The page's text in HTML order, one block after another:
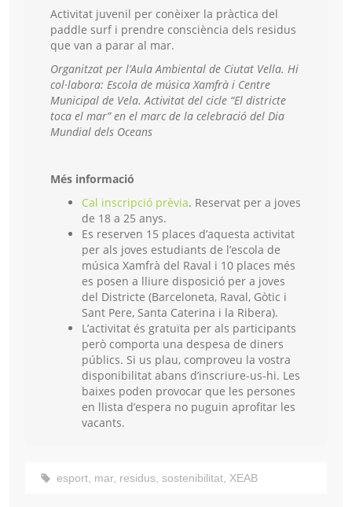
Activitat juvenil per conèixer la pràctica del
paddle surf i prendre consciència dels residus
que van a parar al mar.
Organitzat per l’Aula Ambiental de Ciutat Vella. Hi
col·labora: Escola de música Xamfrà i Centre
Municipal de Vela.Activitat del cicle “El districte
toca el mar” en el marc de la celebració del Dia
Mundial dels Oceans
Més informació
Cal inscripció prèvia. Reservat per a joves
de 18 a 25 anys.
Es reserven 15 places d’aquesta activitat
per als joves estudiants de l’escola de
música Xamfrà del Raval i 10 places més
es posen a lliure disposició per a joves
del Districte (Barceloneta, Raval, Gòtic i
Sant Pere, Santa Caterina i la Ribera).
L’activitat és gratuïta per als participants
però comporta una despesa de diners
públics. Si us plau, comproveu la vostra
disponibilitat abans d’inscriure-us-hi. Les
baixes poden provocar que les persones
en llista d’espera no puguin aprofitar les
vacants.
esport, mar, residus, sostenibilitat, XEAB